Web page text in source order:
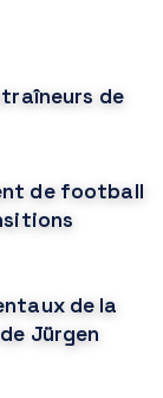
de
de football
de la
Jürgen